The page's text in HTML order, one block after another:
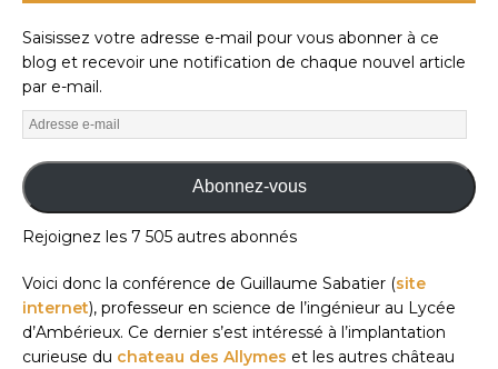
Saisissez votre adresse e-mail pour vous abonner à ce
blog et recevoir une notification de chaque nouvel article
par e-mail.
Abonnez-vous
Rejoignez les 7 505 autres abonnés
Voici donc la conférence de Guillaume Sabatier (site
internet), professeur en science de l’ingénieur au Lycée
d’Ambérieux. Ce dernier s’est intéressé à l’implantation
curieuse du chateau des Allymes et les autres château